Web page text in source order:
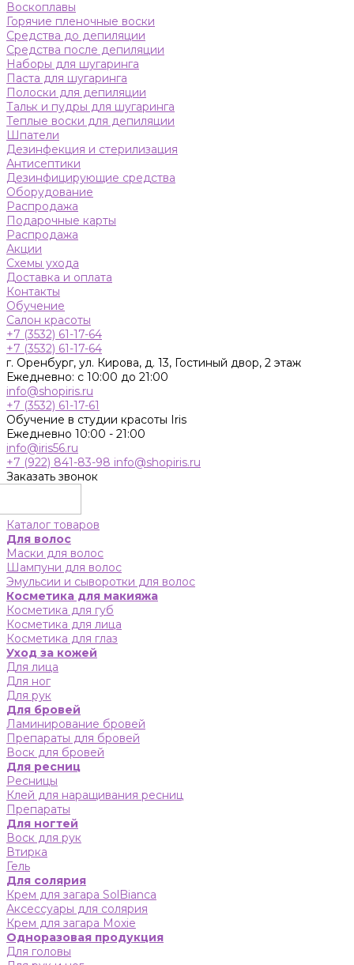
Воскоплавы
Горячие пленочные воски
Средства до депиляции
Средства после депиляции
Наборы для шугаринга
Паста для шугаринга
Полоски для депиляции
Тальк и пудры для шугаринга
Теплые воски для депиляции
Шпатели
Дезинфекция и стерилизация
Антисептики
Дезинфицирующие средства
Оборудование
Распродажа
Подарочные карты
Распродажа
Акции
Схемы ухода
Доставка и оплата
Контакты
Обучение
Салон красоты
+7 (3532) 61-17-64
+7 (3532) 61-17-64
г. Оренбург, ул. Кирова, д. 13, Гостиный двор, 2 этаж
Ежедневно: с 10:00 до 21:00
info@shopiris.ru
+7 (3532) 61-17-61
Обучение в студии красоты Iris
Ежедневно 10:00 - 21:00
info@iris56.ru
+7 (922) 841-83-98 info@shopiris.ru
Заказать звонок
Каталог товаров
Для волос
Маски для волос
Шампуни для волос
Эмульсии и сыворотки для волос
Косметика для макияжа
Косметика для губ
Косметика для лица
Косметика для глаз
Уход за кожей
Для лица
Для ног
Для рук
Для бровей
Ламинирование бровей
Препараты для бровей
Воск для бровей
Для ресниц
Ресницы
Клей для наращивания ресниц
Препараты
Для ногтей
Воск для рук
Втирка
Гель
Для солярия
Крем для загара SolBianca
Аксессуары для солярия
Крем для загара Moxie
Одноразовая продукция
Для головы